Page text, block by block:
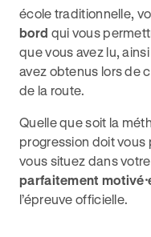
école traditionnelle,
bord qui vous
que vous avez lu,
avez obtenus lors de
de la route.
Quelle que soit la
progression doit vous
vous situez dans
parfaitement
l’épreuve officielle.